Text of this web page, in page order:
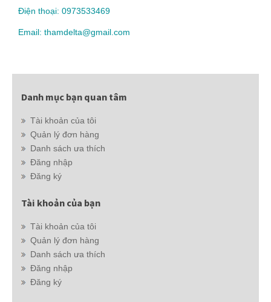
Điện thoại: 0973533469
Email: thamdelta@gmail.com
Danh mục bạn quan tâm
Tài khoản của tôi
Quản lý đơn hàng
Danh sách ưa thích
Đăng nhập
Đăng ký
Tài khoản của bạn
Tài khoản của tôi
Quản lý đơn hàng
Danh sách ưa thích
Đăng nhập
Đăng ký